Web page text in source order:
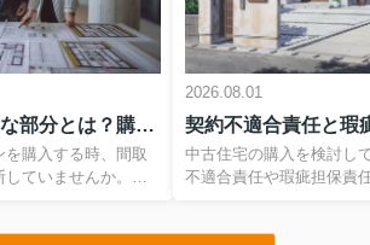
マイホームのリースバックとは？仕組
自宅を売却したいけれど、環境を変え
ずにそのまま住み続けたい。そう考え
た時に選択肢となるのが、マイホーム
のリースバックという仕組みです。自
今度は賃貸として住み続けるこの...
構造耐力上主要な部分とは？購入前にわかりやすく基礎を理解構造耐力上主要な部分を知り安心の住まい選び
を購入する時、間取
していませんか。住
2026.08.01
中古住宅の購入を検討し
不適合責任や瑕疵担保責